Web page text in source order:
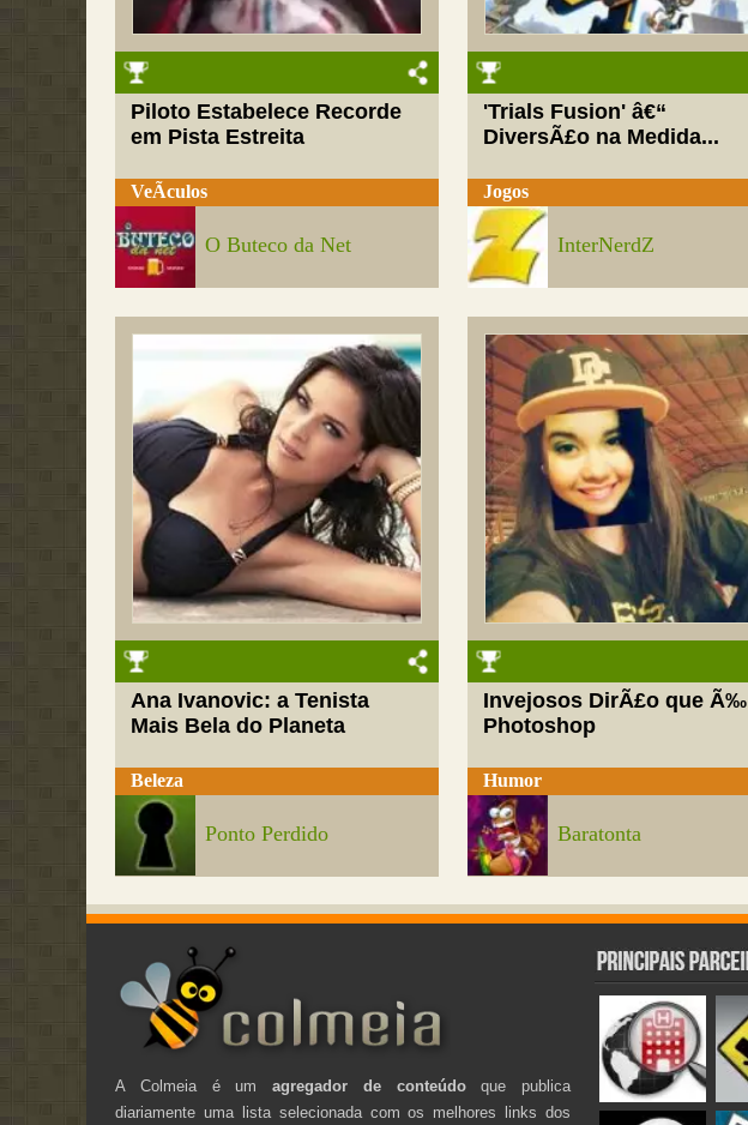
Piloto Estabelece Recorde
em Pista Estreita
VeÃ­culos
O Buteco da Net
'Trials Fusion' â€“
DiversÃ£o na Medida...
Jogos
InterNerdZ
Ana Ivanovic: a Tenista
Mais Bela do Planeta
Beleza
Ponto Perdido
Invejosos DirÃ£o que Ã‰
Photoshop
Humor
Baratonta
A Colmeia é umagregador de conteúdoque publica
diariamente uma lista selecionada com os melhores links dos